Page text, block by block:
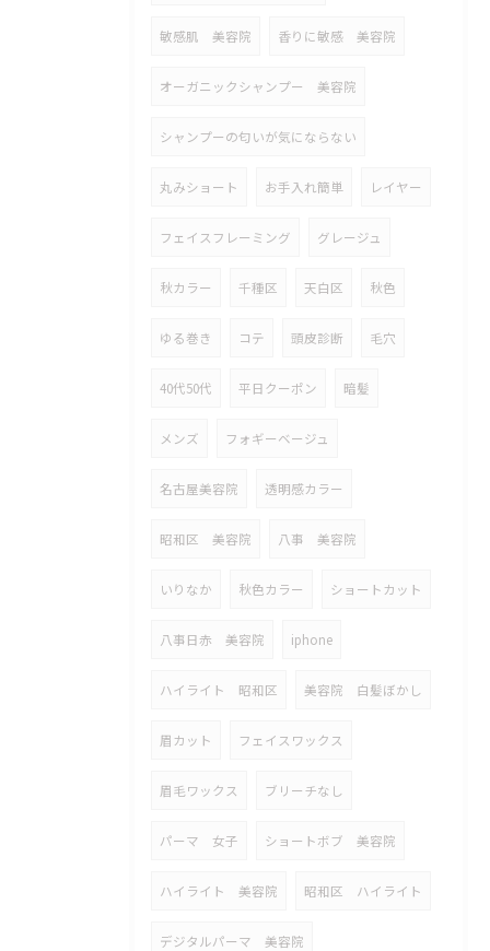
敏感肌 美容院 香りに敏感 美容院
オーガニックシャンプー 美容院
シャンプーの匂いが気にならない
丸みショート お手入れ簡単 レイヤー
フェイスフレーミング グレージュ
秋カラー 千種区 天白区 秋色
ゆる巻き コテ 頭皮診断 毛穴
40代50代 平日クーポン 暗髪
メンズ フォギーベージュ
名古屋美容院 透明感カラー
昭和区 美容院 八事 美容院
いりなか 秋色カラー ショートカット
八事日赤 美容院 iphone
ハイライト 昭和区 美容院 白髪ぼかし
眉カット フェイスワックス
眉毛ワックス ブリーチなし
パーマ 女子 ショートボブ 美容院
ハイライト 美容院 昭和区 ハイライト
デジタルパーマ 美容院